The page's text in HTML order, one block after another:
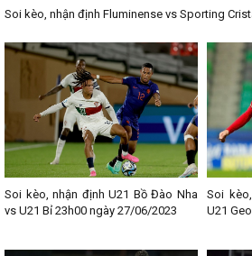
Soi kèo, nhận định Fluminense vs Sporting
Soi kèo, nhận định U21 Bồ Đào Nha
vs U21 Bỉ 23h00 ngày 27/06/2023
Soi
U21